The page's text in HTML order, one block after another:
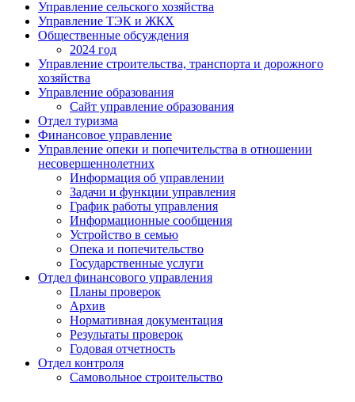
Управление сельского хозяйства
Управление ТЭК и ЖКХ
Общественные обсуждения
2024 год
Управление строительства, транспорта и дорожного
хозяйства
Управление образования
Сайт управление образования
Отдел туризма
Финансовое управление
Управление опеки и попечительства в отношении
несовершеннолетних
Информация об управлении
Задачи и функции управления
График работы управления
Информационные сообщения
Устройство в семью
Опека и попечительство
Государственные услуги
Отдел финансового управления
Планы проверок
Архив
Нормативная документация
Результаты проверок
Годовая отчетность
Отдел контроля
Самовольное строительство